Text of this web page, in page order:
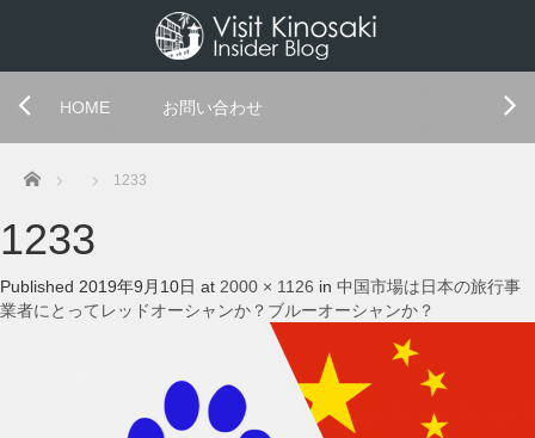
HOME お問い合わせ
Home 1233
1233
Published 2019年9月10日 at 2000 × 1126 in 中国市場は日本の旅行事
業者にとってレッドオーシャンか？ブルーオーシャンか？